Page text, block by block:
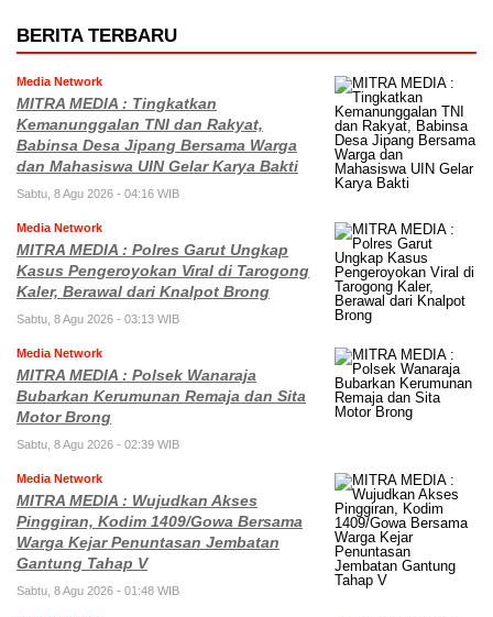
BERITA TERBARU
Media Network
MITRA MEDIA : Tingkatkan
Kemanunggalan TNI dan Rakyat,
Babinsa Desa Jipang Bersama Warga
dan Mahasiswa UIN Gelar Karya Bakti
Sabtu, 8 Agu 2026 - 04:16 WIB
Media Network
MITRA MEDIA : Polres Garut Ungkap
Kasus Pengeroyokan Viral di Tarogong
Kaler, Berawal dari Knalpot Brong
Sabtu, 8 Agu 2026 - 03:13 WIB
Media Network
MITRA MEDIA : Polsek Wanaraja
Bubarkan Kerumunan Remaja dan Sita
Motor Brong
Sabtu, 8 Agu 2026 - 02:39 WIB
Media Network
MITRA MEDIA : Wujudkan Akses
Pinggiran, Kodim 1409/Gowa Bersama
Warga Kejar Penuntasan Jembatan
Gantung Tahap V
Sabtu, 8 Agu 2026 - 01:48 WIB